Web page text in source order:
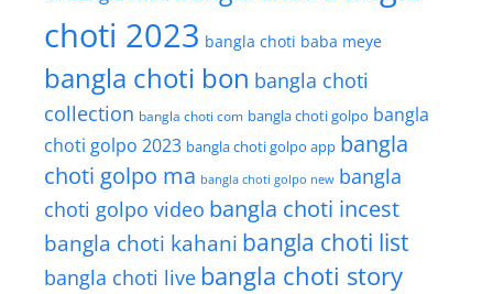
choti 2023 bangla choti baba meye
bangla choti bon bangla choti
collection bangla choti com bangla choti golpo bangla
choti golpo 2023 bangla choti golpo app bangla
choti golpo ma bangla choti golpo new bangla
choti golpo video bangla choti incest
bangla choti kahani bangla choti list
bangla choti live bangla choti story